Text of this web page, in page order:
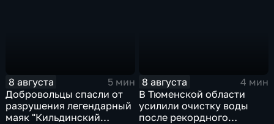
8 августа
5 мин
Добровольцы спасли от
разрушения легендарный
маяк "Кильдинский
8 августа
4 мин
В Тюменской области
усилили очистку воды
после рекордного